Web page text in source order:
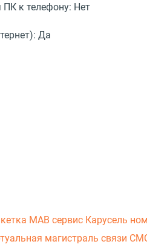
к телефону: Нет
Да
МАВ сервис Карусель
магистраль связи